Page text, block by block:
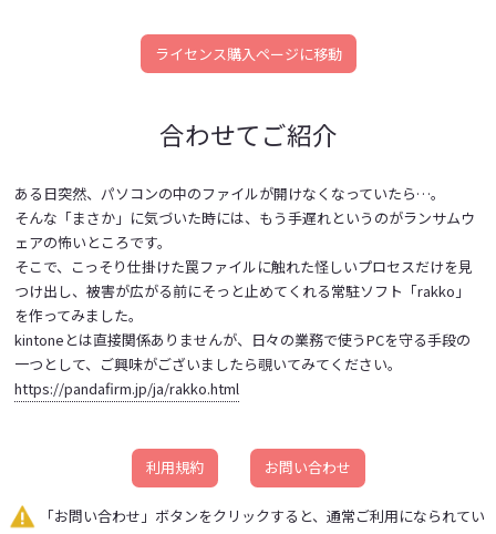
ライセンス購入ページに移動
合わせてご紹介
ある日突然、パソコンの中のファイルが開けなくなっていたら…。
そんな「まさか」に気づいた時には、もう手遅れというのがランサムウ
ェアの怖いところです。
そこで、こっそり仕掛けた罠ファイルに触れた怪しいプロセスだけを見
つけ出し、被害が広がる前にそっと止めてくれる常駐ソフト「rakko」
を作ってみました。
kintoneとは直接関係ありませんが、日々の業務で使うPCを守る手段の
一つとして、ご興味がございましたら覗いてみてください。
https://pandafirm.jp/ja/rakko.html
利用規約 お問い合わせ
「お問い合わせ」ボタンをクリックすると、通常ご利用になられてい